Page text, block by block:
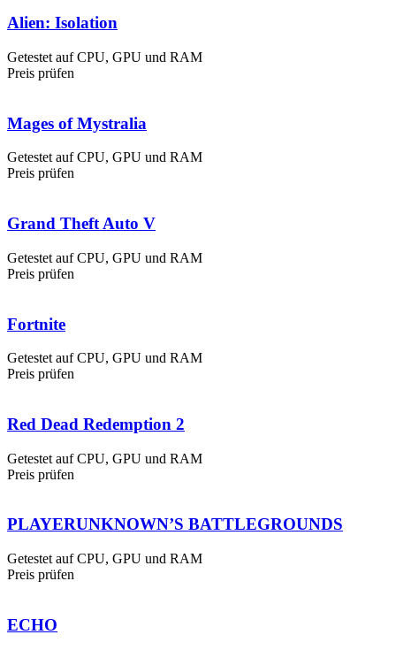
Alien: Isolation
Getestet auf CPU, GPU und RAM
Preis prüfen
Mages of Mystralia
Getestet auf CPU, GPU und RAM
Preis prüfen
Grand Theft Auto V
Getestet auf CPU, GPU und RAM
Preis prüfen
Fortnite
Getestet auf CPU, GPU und RAM
Preis prüfen
Red Dead Redemption 2
Getestet auf CPU, GPU und RAM
Preis prüfen
PLAYERUNKNOWN’S BATTLEGROUNDS
Getestet auf CPU, GPU und RAM
Preis prüfen
ECHO